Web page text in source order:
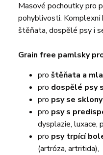
Masové pochoutky pro
pohyblivosti. Komplexní
štěňata, dospělé psy i
Grain free pamlsky
pro štěňata a
pro dospělé psy
pro psy se
pro psy s
dysplazie, luxace,
pro psy trpící
(artróza, artritida),